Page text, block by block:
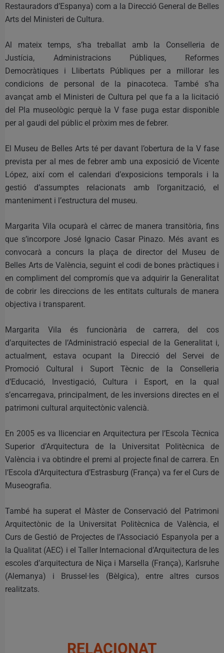
Restauradors d’Espanya) com a la Direcció General de Belles
Arts del Ministeri de Cultura.
Al mateix temps, s’ha treballat amb la Conselleria de
Justícia, Administracions Públiques, Reformes
Democràtiques i Llibertats Públiques per a millorar les
condicions de personal de la pinacoteca. També s’ha
avançat amb el Ministeri de Cultura pel que fa a la licitació
del Pla museològic perquè la V fase puga estar disponible
per al gaudi del públic el pròxim mes de febrer.
El Museu de Belles Arts té per davant l’obertura de la V fase
prevista per al mes de febrer amb una exposició de Vicente
López, així com el calendari d’exposicions temporals i la
gestió d’assumptes relacionats amb l’organització, el
manteniment i l’estructura del museu.
Margarita Vila ocuparà el càrrec de manera transitòria, fins
que s’incorpore José Ignacio Casar Pinazo. Més avant es
convocarà a concurs la plaça de director del Museu de
Belles Arts de València, seguint el codi de bones pràctiques i
en compliment del compromís que va adquirir la Generalitat
de cobrir les direccions de les entitats culturals de manera
objectiva i transparent.
Margarita Vila és funcionària de carrera, del cos
d’arquitectes de l’Administració especial de la Generalitat i,
actualment, estava ocupant la Direcció del Servei de
Promoció Cultural i Suport Tècnic de la Conselleria
d’Educació, Investigació, Cultura i Esport, en la qual
s’encarregava, principalment, de les inversions directes en el
patrimoni cultural arquitectònic valencià.
En 2005 es va llicenciar en Arquitectura per l’Escola Tècnica
Superior d’Arquitectura de la Universitat Politècnica de
València i va obtindre el premi al projecte final de carrera. En
l’Escola d’Arquitectura d’Estrasburg (França) va fer el Curs de
Museografia.
També ha superat el Màster de Conservació del Patrimoni
Arquitectònic de la Universitat Politècnica de València, el
Curs de Gestió de Projectes de l’Associació Espanyola per a
la Qualitat (AEC) i el Taller Internacional d’Arquitectura de les
escoles d’arquitectura de Niça i Marsella (França), Karlsruhe
(Alemanya) i Brussel·les (Bèlgica), entre altres cursos
realitzats.
RELACIONAT